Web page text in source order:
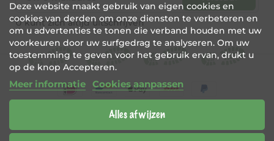
U kunt zich altijd uitschrijven
Deze website maakt gebruik van eigen cookies en
cookies van derden om onze diensten te verbeteren en
om u advertenties te tonen die verband houden met uw
voorkeuren door uw surfgedrag te analyseren. Om uw
toestemming te geven voor het gebruik ervan, drukt u
op de knop Accepteren.
Meer informatie Cookies aanpassen
Alles afwijzen
BE 0456 421 721